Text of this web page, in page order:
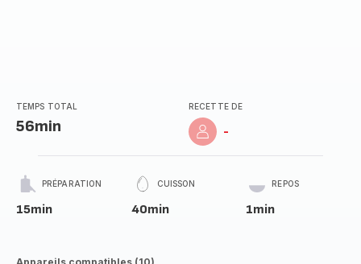
TEMPS TOTAL
56min
RECETTE DE
-
PRÉPARATION
15min
CUISSON
40min
REPOS
1min